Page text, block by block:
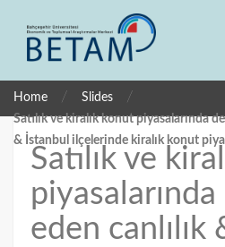
Home / Slides /
Satılık ve kiralık konut piyasalarında
& İstanbul ilçelerinde kiralık konut
Satılık ve
eden canlılık